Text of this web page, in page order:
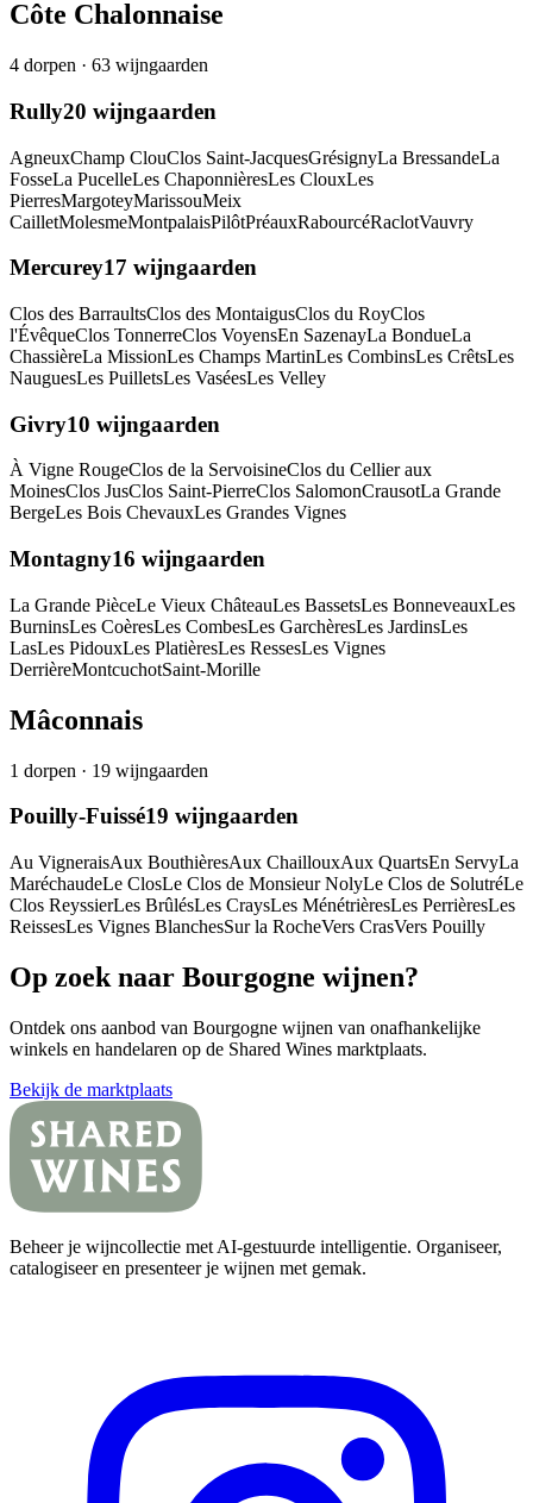
Côte Chalonnaise
4 dorpen · 63 wijngaarden
Rully20 wijngaarden
AgneuxChamp ClouClos Saint-JacquesGrésignyLa BressandeLa
FosseLa PucelleLes ChaponnièresLes ClouxLes
PierresMargoteyMarissouMeix
CailletMolesmeMontpalaisPilôtPréauxRabourcéRaclotVauvry
Mercurey17 wijngaarden
Clos des BarraultsClos des MontaigusClos du RoyClos
l'ÉvêqueClos TonnerreClos VoyensEn SazenayLa BondueLa
ChassièreLa MissionLes Champs MartinLes CombinsLes CrêtsLes
NauguesLes PuilletsLes VaséesLes Velley
Givry10 wijngaarden
À Vigne RougeClos de la ServoisineClos du Cellier aux
MoinesClos JusClos Saint-PierreClos SalomonCrausotLa Grande
BergeLes Bois ChevauxLes Grandes Vignes
Montagny16 wijngaarden
La Grande PièceLe Vieux ChâteauLes BassetsLes BonneveauxLes
BurninsLes CoèresLes CombesLes GarchèresLes JardinsLes
LasLes PidouxLes PlatièresLes RessesLes Vignes
DerrièreMontcuchotSaint-Morille
Mâconnais
1 dorpen · 19 wijngaarden
Pouilly-Fuissé19 wijngaarden
Au VigneraisAux BouthièresAux ChaillouxAux QuartsEn ServyLa
MaréchaudeLe ClosLe Clos de Monsieur NolyLe Clos de SolutréLe
Clos ReyssierLes BrûlésLes CraysLes MénétrièresLes PerrièresLes
ReissesLes Vignes BlanchesSur la RocheVers CrasVers Pouilly
Op zoek naar Bourgogne wijnen?
Ontdek ons aanbod van Bourgogne wijnen van onafhankelijke
winkels en handelaren op de Shared Wines marktplaats.
Bekijk de marktplaats
Beheer je wijncollectie met AI-gestuurde intelligentie. Organiseer,
catalogiseer en presenteer je wijnen met gemak.